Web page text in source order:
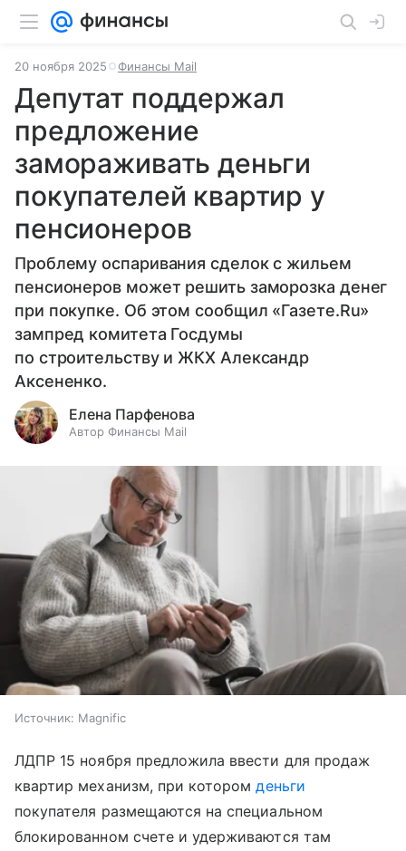
20 ноября 2025 Финансы Mail
Депутат поддержал
предложение
замораживать деньги
покупателей квартир у
пенсионеров
Проблему оспаривания сделок с жильем
пенсионеров может решить заморозка денег
при покупке. Об этом сообщил «Газете.Ru»
зампред комитета Госдумы
по строительству и ЖКХ Александр
Аксененко.
Елена Парфенова
Автор Финансы Mail
Источник: Magnific
ЛДПР 15 ноября предложила ввести для продаж
квартир механизм, при которомденьги
покупателя размещаются на специальном
блокированном счете и удерживаются там